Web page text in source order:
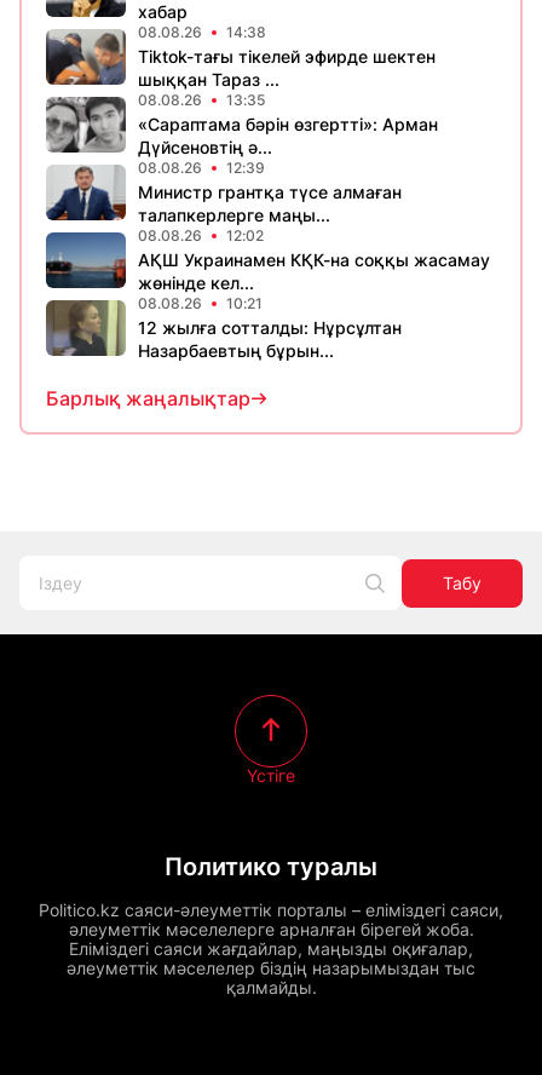
хабар
08.08.26 14:38
Tiktok-тағы тікелей эфирде шектен
шыққан Тараз ...
08.08.26 13:35
«Сараптама бәрін өзгертті»: Арман
Дүйсеновтің ә...
08.08.26 12:39
Министр грантқа түсе алмаған
талапкерлерге маңы...
08.08.26 12:02
АҚШ Украинамен КҚК-на соққы жасамау
жөнінде кел...
08.08.26 10:21
12 жылға сотталды: Нұрсұлтан
Назарбаевтың бұрын...
Барлық жаңалықтар
Табу
Политико туралы
Politico.kz саяси-әлеуметтік порталы – еліміздегі саяси,
әлеуметтік мәселелерге арналған бірегей жоба.
Еліміздегі саяси жағдайлар, маңызды оқиғалар,
әлеуметтік мәселелер біздің назарымыздан тыс
қалмайды.
Үстіге